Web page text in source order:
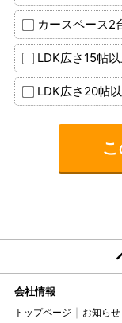
カースペース2
LDK広さ15帖
LDK広さ20帖
会社情報
トップページ お知らせ